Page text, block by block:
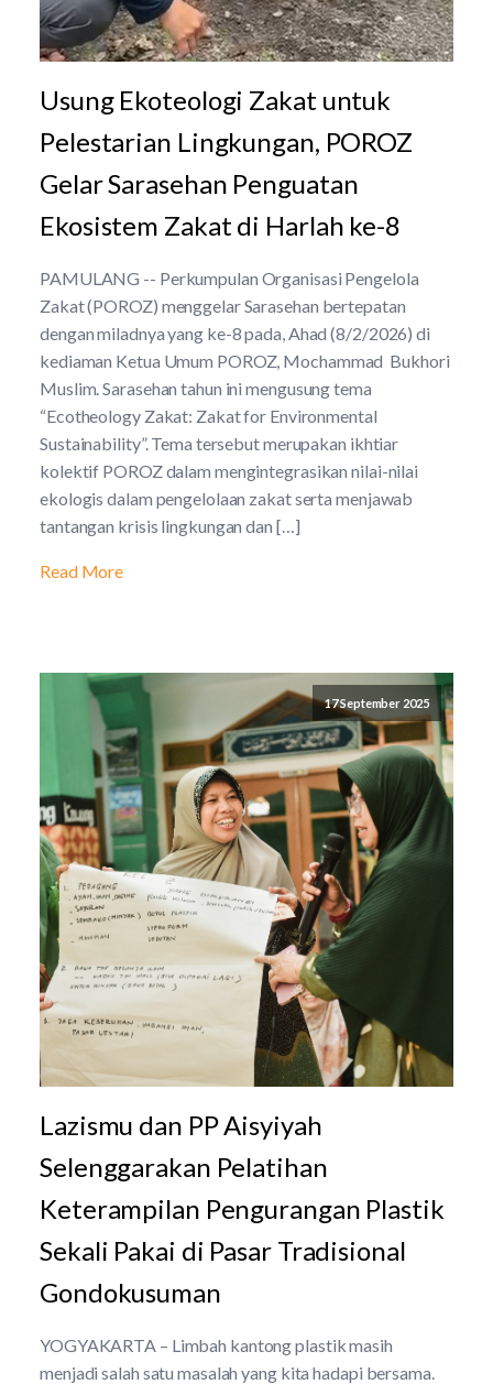
Usung Ekoteologi Zakat untuk
Pelestarian Lingkungan, POROZ
Gelar Sarasehan Penguatan
Ekosistem Zakat di Harlah ke-8
PAMULANG -- Perkumpulan Organisasi Pengelola
Zakat (POROZ) menggelar Sarasehan bertepatan
dengan miladnya yang ke-8 pada, Ahad (8/2/2026) di
kediaman Ketua Umum POROZ, Mochammad Bukhori
Muslim. Sarasehan tahun ini mengusung tema
“Ecotheology Zakat: Zakat for Environmental
Sustainability”. Tema tersebut merupakan ikhtiar
kolektif POROZ dalam mengintegrasikan nilai-nilai
ekologis dalam pengelolaan zakat serta menjawab
tantangan krisis lingkungan dan […]
Read More
17 September 2025
Lazismu dan PP Aisyiyah
Selenggarakan Pelatihan
Keterampilan Pengurangan Plastik
Sekali Pakai di Pasar Tradisional
Gondokusuman
YOGYAKARTA – Limbah kantong plastik masih
menjadi salah satu masalah yang kita hadapi bersama.